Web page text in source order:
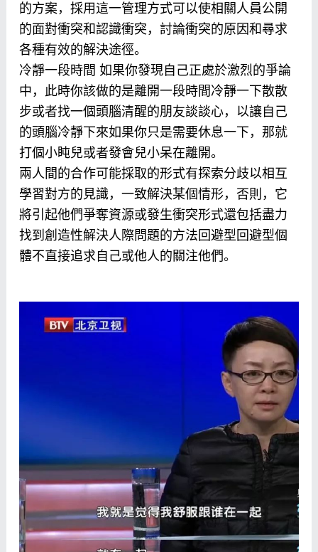
的方案，採用這一管理方式可以使相關人員公開
的面對衝突和認識衝突，討論衝突的原因和尋求
各種有效的解決途徑。
冷靜一段時間 如果你發現自己正處於激烈的爭論
中，此時你該做的是離開一段時間冷靜一下散散
步或者找一個頭腦清醒的朋友談談心，以讓自己
的頭腦冷靜下來如果你只是需要休息一下，那就
打個小盹兒或者發會兒小呆在離開。
兩人間的合作可能採取的形式有探索分歧以相互
學習對方的見識，一致解決某個情形，否則，它
將引起他們爭奪資源或發生衝突形式還包括盡力
找到創造性解決人際問題的方法回避型回避型個
體不直接追求自己或他人的關注他們。